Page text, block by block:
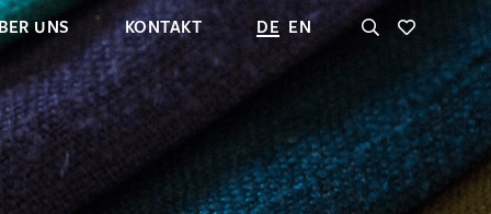
UNS KONTAKT DE EN